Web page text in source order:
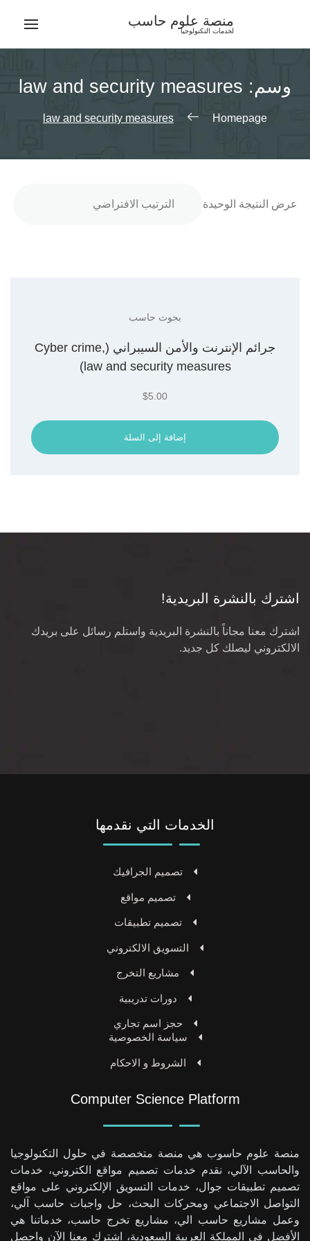
منصة علوم حاسب
لخدمات التكنولوجيا
وسم: law and security measures
Homepage
law and security measures
عرض النتيجة الوحيدة
بحوث حاسب
جرائم الإنترنت والأمن السيبراني (Cyber crime,
law and security measures)
$5.00
إضافة إلى السلة
اشترك بالنشرة البريدية!
اشترك معنا مجاناً بالنشرة البريدية واستلم رسائل على بريدك
الالكتروني ليصلك كل جديد.
Computer Science Platform
منصة علوم حاسوب هي منصة متخصصة في حلول التكنولوجيا
والحاسب الآلي، نقدم خدمات تصميم مواقع الكتروني، خدمات
تصميم تطبيقات جوال، خدمات التسويق الإلكتروني على مواقع
التواصل الاجتماعي ومحركات البحث، حل واجبات حاسب آلي،
وعمل مشاريع حاسب الي، مشاريع تخرج حاسب، خدماتنا هي
الأفضل في المملكة العربية السعودية، اشترك معنا الآن واحصل
الخدمات التي نقدمها
تصميم الجرافيك
تصميم مواقع
تصميم تطبيقات
التسويق الالكتروني
مشاريع التخرج
دورات تدريبية
حجز اسم تجاري
سياسة الخصوصية
الشروط و الاحكام